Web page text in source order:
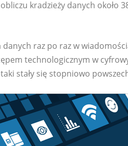
kradzieży danych około
raz po raz w
technologicznym w
stały się stopniowo